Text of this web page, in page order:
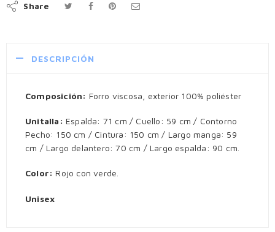
Share
DESCRIPCIÓN
Composición: Forro viscosa, exterior 100% poliéster
Unitalla: Espalda: 71 cm / Cuello: 59 cm / Contorno
Pecho: 150 cm / Cintura: 150 cm / Largo manga: 59
cm / Largo delantero: 70 cm / Largo espalda: 90 cm.
Color: Rojo con verde.
Unisex